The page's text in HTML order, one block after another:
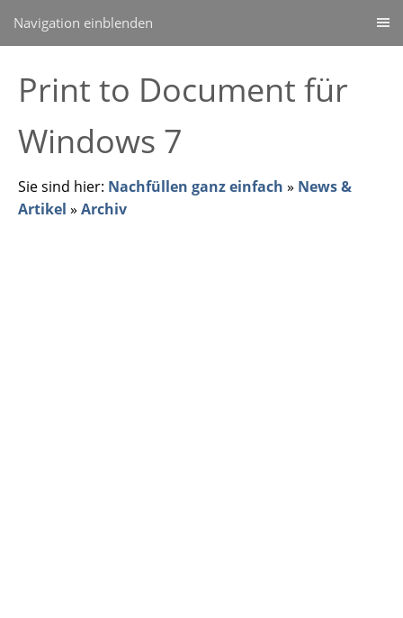
Navigation einblenden
Print to Document für
Windows 7
Sie sind hier: Nachfüllen ganz einfach » News &
Artikel » Archiv